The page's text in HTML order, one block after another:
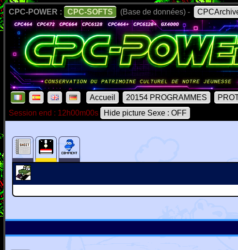
CPC-POWER : CPC-SOFTS (Base de données) -
Accueil 20154 PROGRAMMES
Session end : 12h00m00s
Hide picture Sexe : OFF